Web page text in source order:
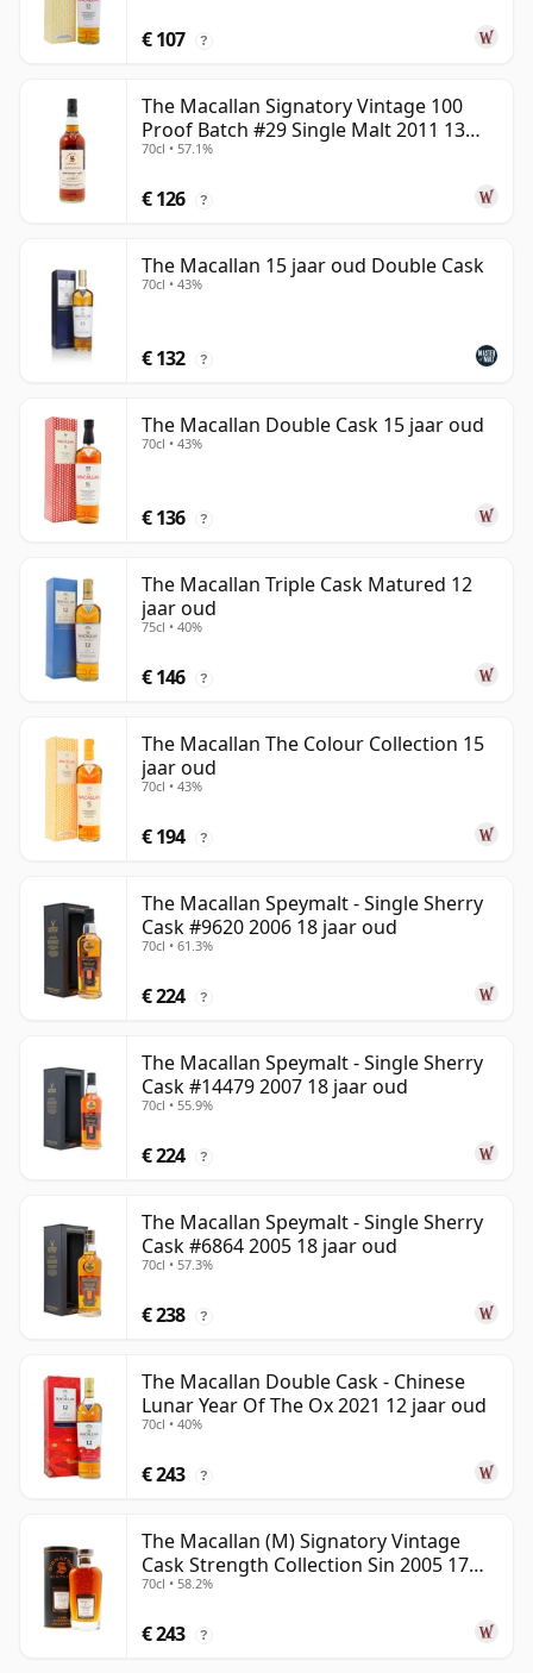
€ 107 ?
The Macallan Signatory Vintage 100
Proof Batch #29 Single Malt 2011 13
jaar oud
70cl • 57.1%
€ 126 ?
The Macallan 15 jaar oud Double Cask
70cl • 43%
€ 132 ?
The Macallan Double Cask 15 jaar oud
70cl • 43%
€ 136 ?
The Macallan Triple Cask Matured 12
jaar oud
75cl • 40%
€ 146 ?
The Macallan The Colour Collection 15
jaar oud
70cl • 43%
€ 194 ?
The Macallan Speymalt - Single Sherry
Cask #9620 2006 18 jaar oud
70cl • 61.3%
€ 224 ?
The Macallan Speymalt - Single Sherry
Cask #14479 2007 18 jaar oud
70cl • 55.9%
€ 224 ?
The Macallan Speymalt - Single Sherry
Cask #6864 2005 18 jaar oud
70cl • 57.3%
€ 238 ?
The Macallan Double Cask - Chinese
Lunar Year Of The Ox 2021 12 jaar oud
70cl • 40%
€ 243 ?
The Macallan (M) Signatory Vintage
Cask Strength Collection Sin 2005 17
jaar oud
70cl • 58.2%
€ 243 ?